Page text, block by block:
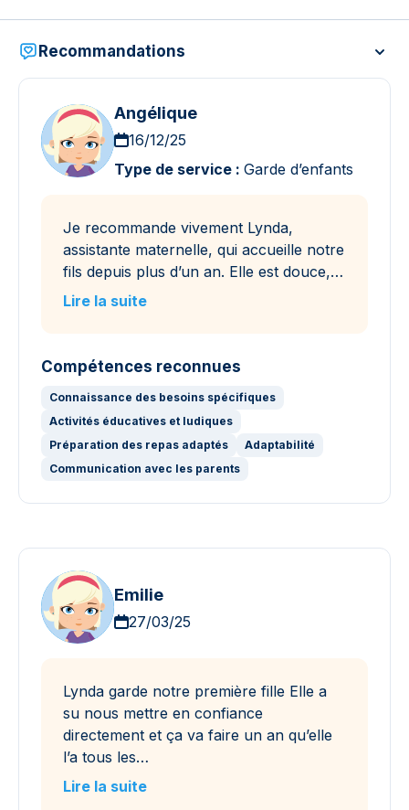
Recommandations
Angélique
16/12/25
Type de service : Garde d’enfants
Je recommande vivement Lynda,
assistante maternelle, qui accueille notre
fils depuis plus d’un an. Elle est douce,…
Lire la suite
Compétences reconnues
Connaissance des besoins spécifiques
Activités éducatives et ludiques
Préparation des repas adaptés
Adaptabilité
Communication avec les parents
Emilie
27/03/25
Lynda garde notre première fille Elle a
su nous mettre en confiance
directement et ça va faire un an qu’elle
l’a tous les…
Lire la suite